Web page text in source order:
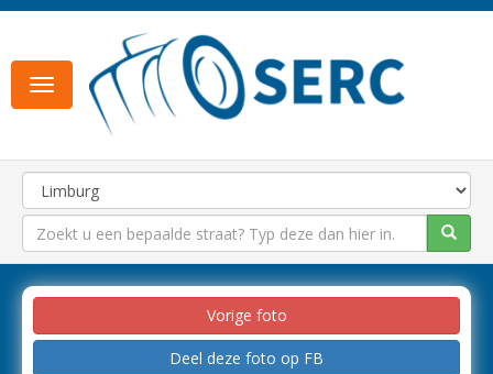
Toggle
navigation
Vorige foto
Deel deze foto op FB